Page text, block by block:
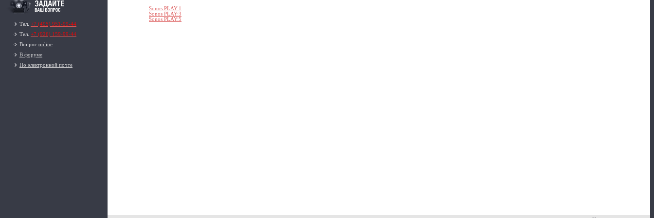
Тел. +7 (495) 951-99-44
Тел. +7 (926) 159-99-44
Вопрос online
В форуме
По электронной почте
Sonos PLAY:1
Sonos PLAY:3
Sonos PLAY:5